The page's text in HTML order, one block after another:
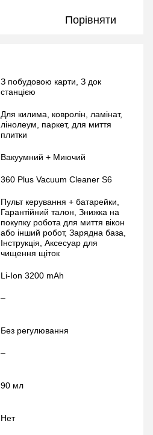
Порівняти
З побудовою карти, З док
станцією
Для килима, ковролін, ламінат,
лінолеум, паркет, для миття
плитки
Вакуумний + Миючий
360 Plus Vacuum Cleaner S6
Пульт керування + батарейки,
Гарантійний талон, Знижка на
покупку робота для миття вікон
або інший робот, Зарядна база,
Інструкція, Аксесуар для
чищення щіток
Li-Ion 3200 mAh
–
Без регулювання
–
90 мл
Нет